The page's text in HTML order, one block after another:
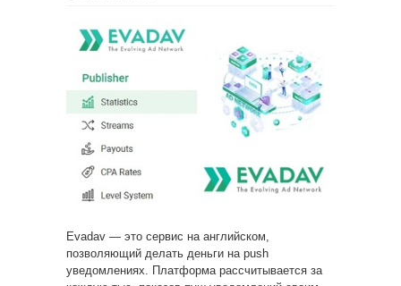
Evadav — это сервис на английском,
позволяющий делать деньги на push
уведомлениях. Платформа рассчитывается за